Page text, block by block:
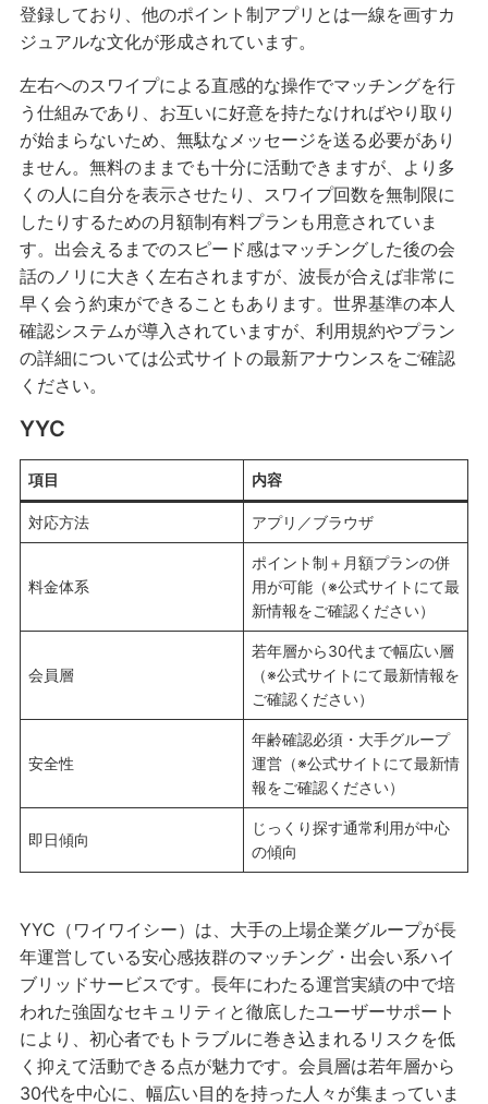
登録しており、他のポイント制アプリとは一線を画すカ
ジュアルな文化が形成されています。
左右へのスワイプによる直感的な操作でマッチングを行
う仕組みであり、お互いに好意を持たなければやり取り
が始まらないため、無駄なメッセージを送る必要があり
ません。無料のままでも十分に活動できますが、より多
くの人に自分を表示させたり、スワイプ回数を無制限に
したりするための月額制有料プランも用意されていま
す。出会えるまでのスピード感はマッチングした後の会
話のノリに大きく左右されますが、波長が合えば非常に
早く会う約束ができることもあります。世界基準の本人
確認システムが導入されていますが、利用規約やプラン
の詳細については公式サイトの最新アナウンスをご確認
ください。
YYC
項目 内容
対応方法 アプリ／ブラウザ
料金体系
ポイント制＋月額プランの併
用が可能（※公式サイトにて最
新情報をご確認ください）
会員層
若年層から30代まで幅広い層
（※公式サイトにて最新情報を
ご確認ください）
安全性
年齢確認必須・大手グループ
運営（※公式サイトにて最新情
報をご確認ください）
即日傾向
じっくり探す通常利用が中心
の傾向
YYC（ワイワイシー）は、大手の上場企業グループが長
年運営している安心感抜群のマッチング・出会い系ハイ
ブリッドサービスです。長年にわたる運営実績の中で培
われた強固なセキュリティと徹底したユーザーサポート
により、初心者でもトラブルに巻き込まれるリスクを低
く抑えて活動できる点が魅力です。会員層は若年層から
30代を中心に、幅広い目的を持った人々が集まっていま